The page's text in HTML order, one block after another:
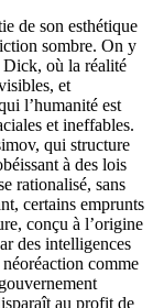
de son esthétique
sombre. On y
où la réalité
et
l’humanité est
et ineffables.
qui structure
à des lois
rationalisé, sans
certains emprunts
conçu à l’origine
des intelligences
comme
au profit de